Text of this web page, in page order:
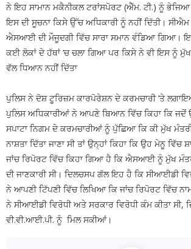
ਨੇ ਇਹ ਸਾਮਾਨ ਮਕੈਨੀਕਲ ਟਰਾਂਸਪੋਰਟ (ਐੱਮ. ਟੀ.) ਨੂੰ
ਇਸ ਦੀ ਸੂਚਨਾ ਕਿਸੇ ਉੱਚ ਅਧਿਕਾਰੀ ਨੂੰ ਨਹੀਂ ਦਿੱਤੀ।
ਐਸਆਈ ਦੀ ਮੌਜੂਦਗੀ ਵਿੱਚ ਸਾਰਾ ਸਮਾਨ ਵੰਡਿਆ ਗਿਆ।
ਕਈ ਲੋਕਾਂ ਦੇ ਹੱਥਾਂ ‘ਚ ਚਲਾ ਗਿਆ ਪਰ ਕਿਸੇ ਨੇ ਵੀ ਇਸ ਨੂੰ
ਵੱਲ ਧਿਆਨ ਨਹੀਂ ਦਿੱਤਾ
ਪੁਲਿਸ ਨੇ ਦੋਸ਼ ਟੂਰਿਜ਼ਮ ਕਾਰਪੋਰੇਸ਼ਨ ਦੇ ਕਰਮਚਾਰੀ ‘ਤੇ
ਪੁਲਿਸ ਅਧਿਕਾਰੀਆਂ ਨੇ ਆਪਣੇ ਬਿਆਨ ਵਿੱਚ ਕਿਹਾ ਕਿ ਜਦੋਂ
ਸਪਾਟਾ ਨਿਗਮ ਦੇ ਕਰਮਚਾਰੀਆਂ ਨੂੰ ਪੁੱਛਿਆ ਕਿ ਕੀ ਮੁੱਖ
ਨਾਸ਼ਤਾ ਦਿੱਤਾ ਜਾਣਾ ਸੀ ਤਾਂ ਉਨ੍ਹਾਂ ਕਿਹਾ ਕਿ ਉਹ ਮੇਨੂ ਵਿੱਚ
ਜਾਂਚ ਰਿਪੋਰਟ ਵਿੱਚ ਕਿਹਾ ਗਿਆ ਹੈ ਕਿ ਐਸਆਈ ਨੂੰ ਮੁੱਖ
ਦੀ ਜਾਣਕਾਰੀ ਸੀ। ਦਿਲਚਸਪ ਗੱਲ ਇਹ ਹੈ ਕਿ ਸੀਆਈਡੀ
ਨੇ ਆਪਣੀ ਟਿੱਪਣੀ ਵਿੱਚ ਲਿਖਿਆ ਕਿ ਜਾਂਚ ਰਿਪੋਰਟ ਵਿੱਚ
ਨੇ ਸੀਆਈਡੀ ਵਿਰੋਧੀ ਅਤੇ ਸਰਕਾਰ ਵਿਰੋਧੀ ਕੰਮ ਕੀਤਾ ਸੀ,
ਵੀ.ਵੀ.ਆਈ.ਪੀ. ਨੂੰ ਮਿਲ ਸਕੀਆਂ।